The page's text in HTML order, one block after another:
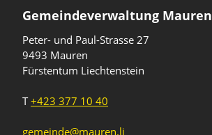
Gemeindeverwaltung Mauren
Peter- und Paul-Strasse 27
9493 Mauren
Fürstentum Liechtenstein
T+423 377 10 40
gemeinde@mauren.li